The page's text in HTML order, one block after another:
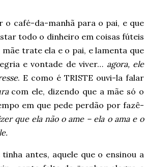
café-da-manhã para o pai, e que
todo o dinheiro em coisas fúteis
trate ela e o pai, e lamenta que
e vontade de viver… agora, ele
. E como é TRISTE ouvi-la falar
com ele, dizendo que a mãe só o
em que pede perdão por fazê-
que ela não o ame – ela o ama e o
antes, aquele que o ensinou a